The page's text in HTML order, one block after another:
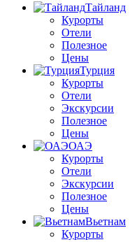
Тайланд
Курорты
Отели
Полезное
Цены
Турция
Курорты
Отели
Экскурсии
Полезное
Цены
ОАЭ
Курорты
Отели
Экскурсии
Полезное
Цены
Вьетнам
Курорты